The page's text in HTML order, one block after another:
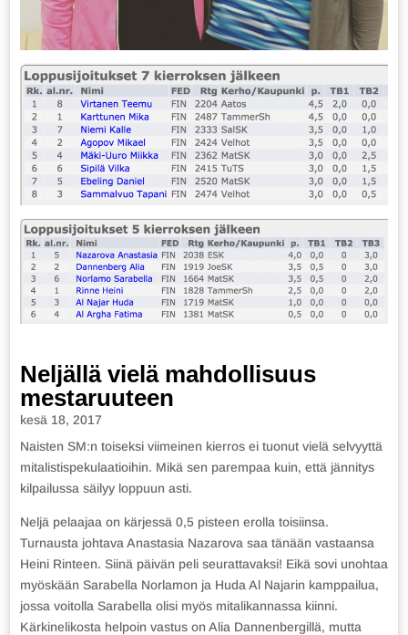
Neljällä vielä mahdollisuus
mestaruuteen
kesä 18, 2017
Naisten SM:n toiseksi viimeinen kierros ei tuonut vielä selvyyttä
mitalistispekulaatioihin. Mikä sen parempaa kuin, että jännitys
kilpailussa säilyy loppuun asti.
Neljä pelaajaa on kärjessä 0,5 pisteen erolla toisiinsa.
Turnausta johtava Anastasia Nazarova saa tänään vastaansa
Heini Rinteen. Siinä päivän peli seurattavaksi! Eikä sovi unohtaa
myöskään Sarabella Norlamon ja Huda Al Najarin kamppailua,
jossa voitolla Sarabella olisi myös mitalikannassa kiinni.
Kärkinelikosta helpoin vastus on Alia Dannenbergillä, mutta